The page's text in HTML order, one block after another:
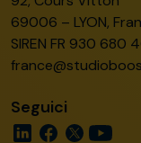
69006 – LYON,
SIREN FR 930 680
Seguici